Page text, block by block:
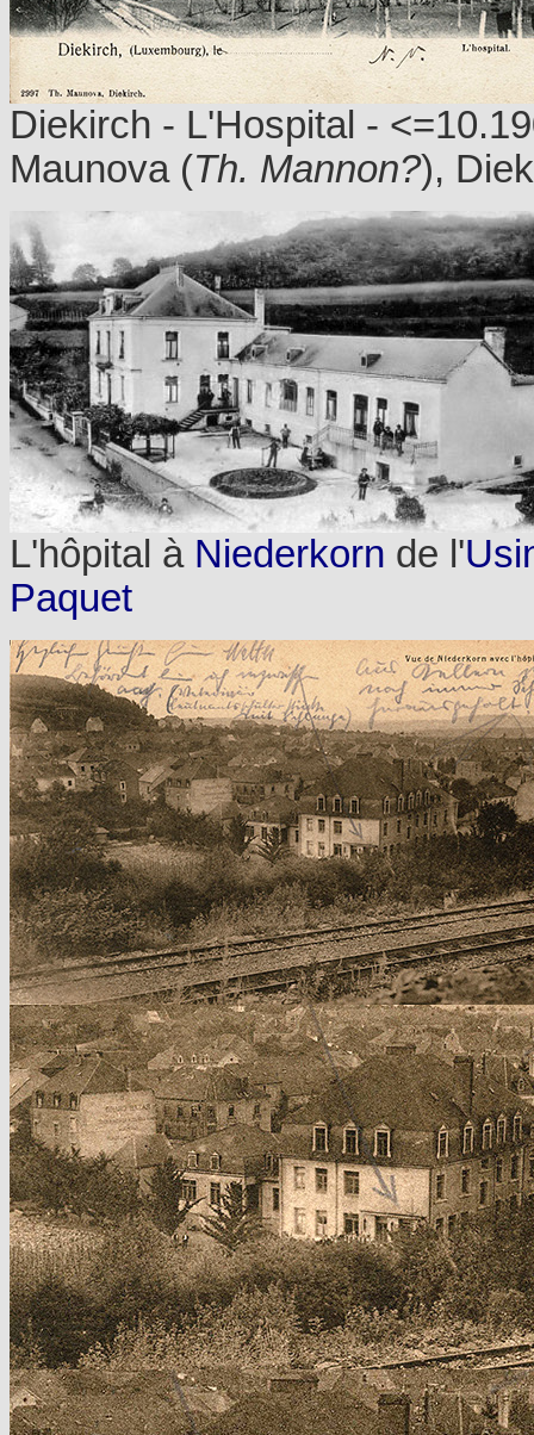
Diekirch - L'Hospital -
Maunova (Th. Mannon?),
L'hôpital à Niederkorn de l'
Paquet